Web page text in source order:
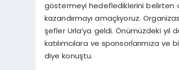
göstermeyi hedeflediklerini belirten
kazandırmayı amaçlıyoruz.
şefler Urla’ya geldi. Önümüzdeki yıl
katılımcılara ve sponsorlarımıza
diye konuştu.